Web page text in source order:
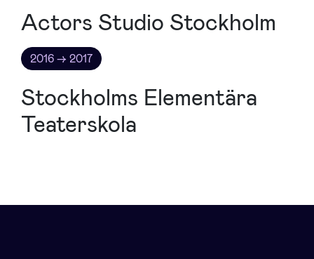
Actors Studio Stockholm
2016 → 2017
Stockholms Elementära
Teaterskola